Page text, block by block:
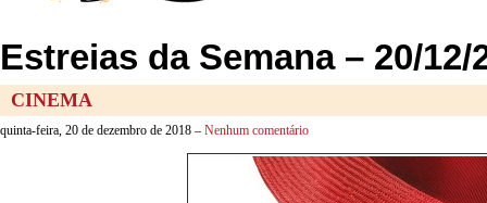
Estreias da Semana – 20/12/
CINEMA
quinta-feira, 20 de dezembro de 2018 – Nenhum comentário